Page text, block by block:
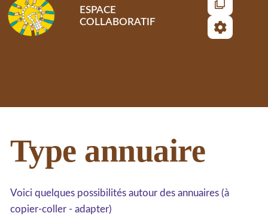
ESPACE
COLLABORATIF
Type annuaire
Voici quelques possibilités autour des annuaires (à
copier-coller - adapter)